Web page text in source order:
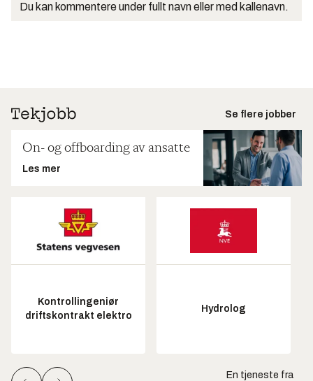
Du kan kommentere under fullt navn eller med kallenavn.
Se flere jobber
On- og offboarding av ansatte
Les mer
Kontrollingeniør
driftskontrakt elektro
Hydrolog
En tjeneste fra